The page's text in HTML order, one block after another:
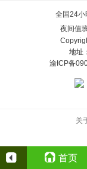
全国24小
夜间值
地址
渝ICP备
关
首页